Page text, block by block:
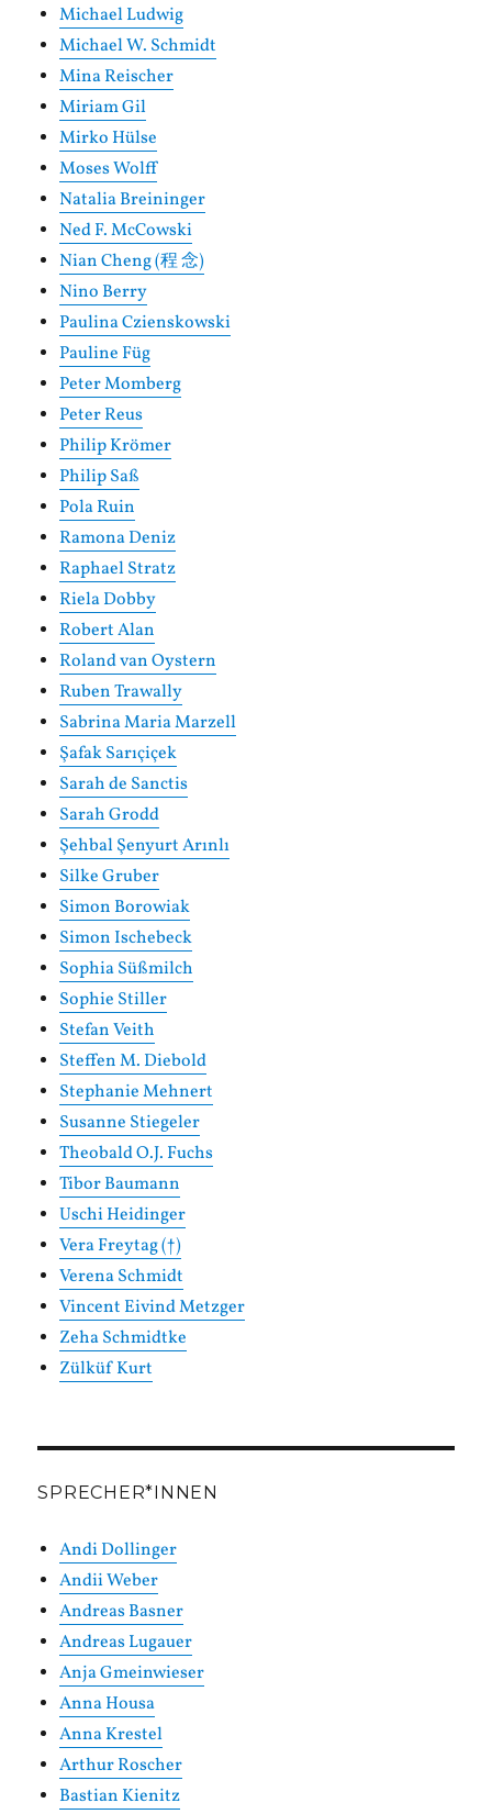
Michael Ludwig
Michael W. Schmidt
Mina Reischer
Miriam Gil
Mirko Hülse
Moses Wolff
Natalia Breininger
Ned F. McCowski
Nian Cheng (程 念)
Nino Berry
Paulina Czienskowski
Pauline Füg
Peter Momberg
Peter Reus
Philip Krömer
Philip Saß
Pola Ruin
Ramona Deniz
Raphael Stratz
Riela Dobby
Robert Alan
Roland van Oystern
Ruben Trawally
Sabrina Maria Marzell
Şafak Sarıçiçek
Sarah de Sanctis
Sarah Grodd
Şehbal Şenyurt Arınlı
Silke Gruber
Simon Borowiak
Simon Ischebeck
Sophia Süßmilch
Sophie Stiller
Stefan Veith
Steffen M. Diebold
Stephanie Mehnert
Susanne Stiegeler
Theobald O.J. Fuchs
Tibor Baumann
Uschi Heidinger
Vera Freytag (†)
Verena Schmidt
Vincent Eivind Metzger
Zeha Schmidtke
Zülküf Kurt
SPRECHER*INNEN
Andi Dollinger
Andii Weber
Andreas Basner
Andreas Lugauer
Anja Gmeinwieser
Anna Housa
Anna Krestel
Arthur Roscher
Bastian Kienitz